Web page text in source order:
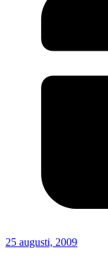
25 augusti, 2009